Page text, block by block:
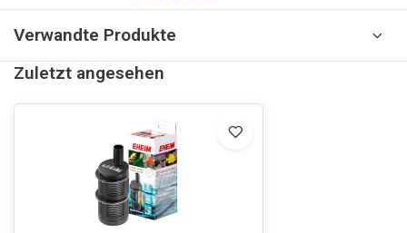
Verwandte Produkte
Zuletzt angesehen